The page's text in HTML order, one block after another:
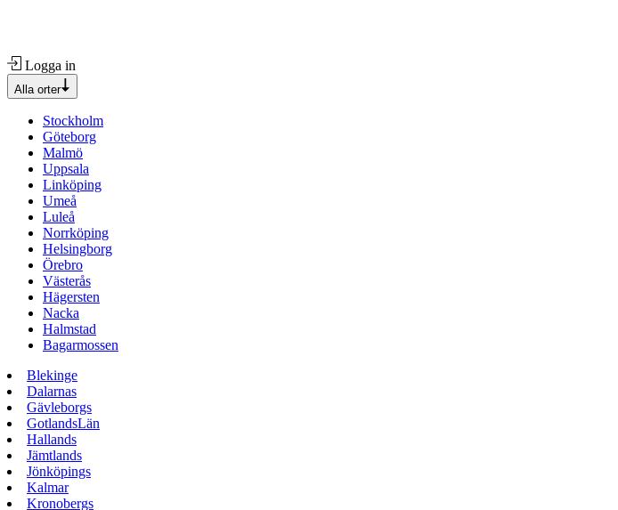
Logga in
Alla orter
Stockholm
Göteborg
Malmö
Uppsala
Linköping
Umeå
Luleå
Norrköping
Helsingborg
Örebro
Västerås
Hägersten
Nacka
Halmstad
Bagarmossen
Blekinge
Dalarnas
Gävleborgs
GotlandsLän
Hallands
Jämtlands
Jönköpings
Kalmar
Kronobergs